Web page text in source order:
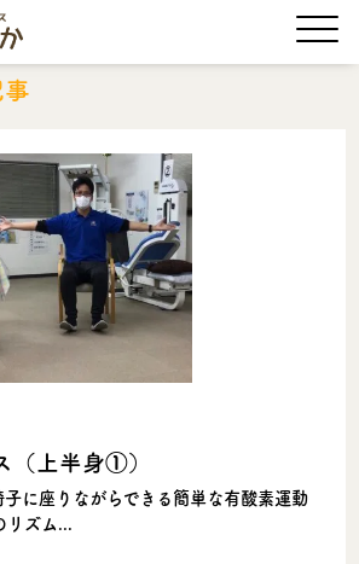
（上半身①）
子に座りながらできる簡単な有酸素運動
リズム...